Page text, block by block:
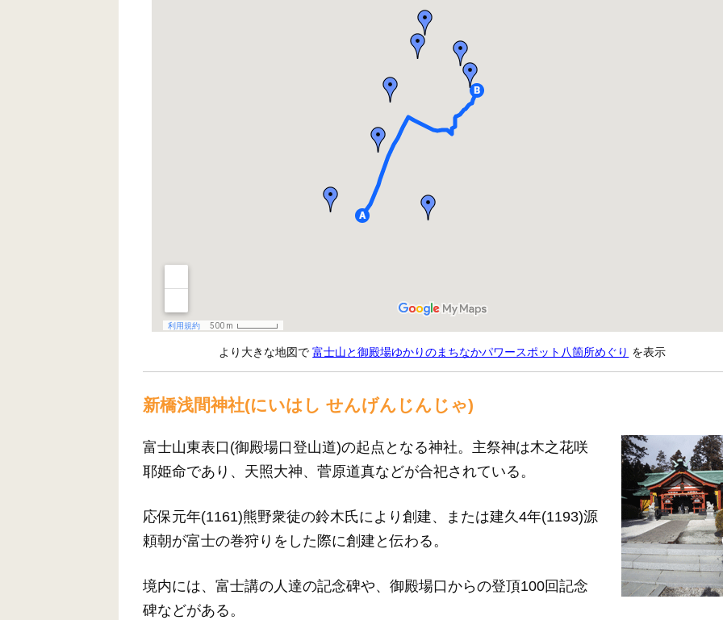
より大きな地図で富士山と御殿場ゆかりのまちなかパワースポット八箇所めぐり を表示
新橋浅間神社(にいはし せんげんじんじゃ)
富士山東表口(御殿場口登山道)の起点となる神社。主祭神は木之花咲
耶姫命であり、天照大神、菅原道真などが合祀されている。
応保元年(1161)熊野衆徒の鈴木氏により創建、または建久4年(1193)源
頼朝が富士の巻狩りをした際に創建と伝わる。
境内には、富士講の人達の記念碑や、御殿場口からの登頂100回記念
碑などがある。